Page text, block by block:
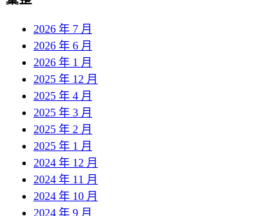
2026 年 7 月
2026 年 6 月
2026 年 1 月
2025 年 12 月
2025 年 4 月
2025 年 3 月
2025 年 2 月
2025 年 1 月
2024 年 12 月
2024 年 11 月
2024 年 10 月
2024 年 9 月